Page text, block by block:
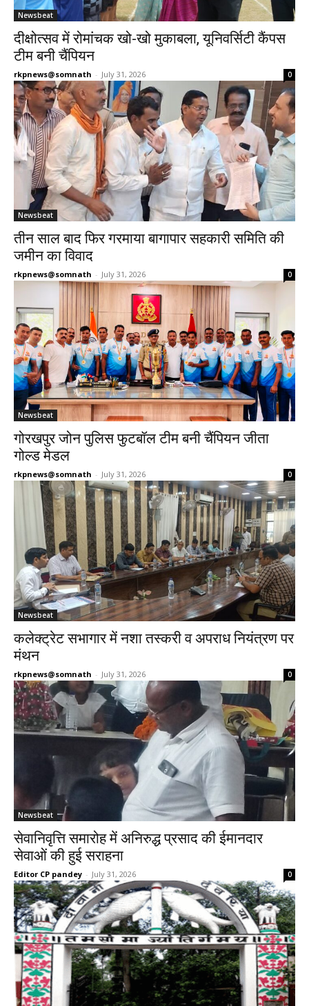
Newsbeat
दीक्षोत्सव में रोमांचक खो-खो मुकाबला, यूनिवर्सिटी कैंपस
टीम बनी चैंपियन
rkpnews@somnath - July 31, 2026 0
Newsbeat
तीन साल बाद फिर गरमाया बागापार सहकारी समिति की
जमीन का विवाद
rkpnews@somnath - July 31, 2026 0
Newsbeat
गोरखपुर जोन पुलिस फुटबॉल टीम बनी चैंपियन जीता
गोल्ड मेडल
rkpnews@somnath - July 31, 2026 0
Newsbeat
कलेक्ट्रेट सभागार में नशा तस्करी व अपराध नियंत्रण पर
मंथन
rkpnews@somnath - July 31, 2026 0
Newsbeat
सेवानिवृत्ति समारोह में अनिरुद्ध प्रसाद की ईमानदार
सेवाओं की हुई सराहना
Editor CP pandey - July 31, 2026 0